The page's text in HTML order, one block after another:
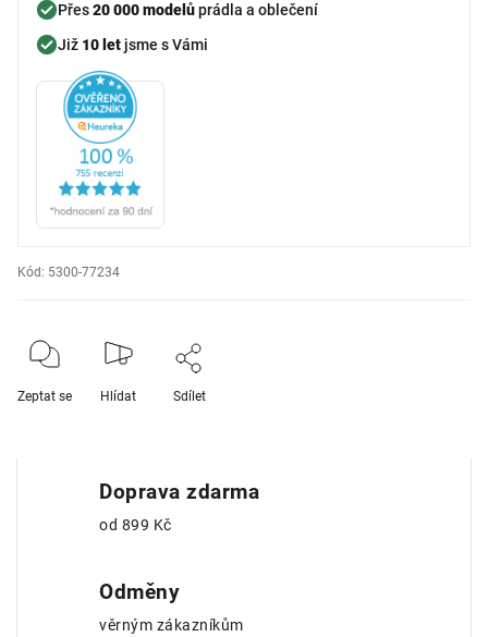
Přes20 000 modelůprádla a oblečení
Již 10 let jsme s Vámi
Kód: 5300-77234
Zeptat se Hlídat Sdílet
Doprava zdarma
od 899 Kč
Odměny
věrným zákazníkům